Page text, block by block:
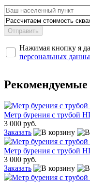
Отправить
Нажимая кнопку я
персональных
Метр бурения с трубой
3 000 руб.
Заказать
Метр бурения с трубой
3 000 руб.
Заказать